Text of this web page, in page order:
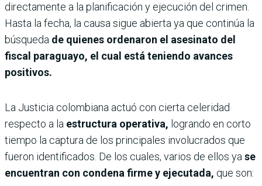
directamente a la planificación y ejecución del crimen.
Hasta la fecha, la causa sigue abierta ya que continúa la
búsqueda de quienes ordenaron el asesinato del
fiscal paraguayo, el cual está teniendo avances
positivos.
La Justicia colombiana actuó con cierta celeridad
respecto a la estructura operativa, logrando en corto
tiempo la captura de los principales involucrados que
fueron identificados. De los cuales, varios de ellos yase
encuentran con condena firme y ejecutada, que son: